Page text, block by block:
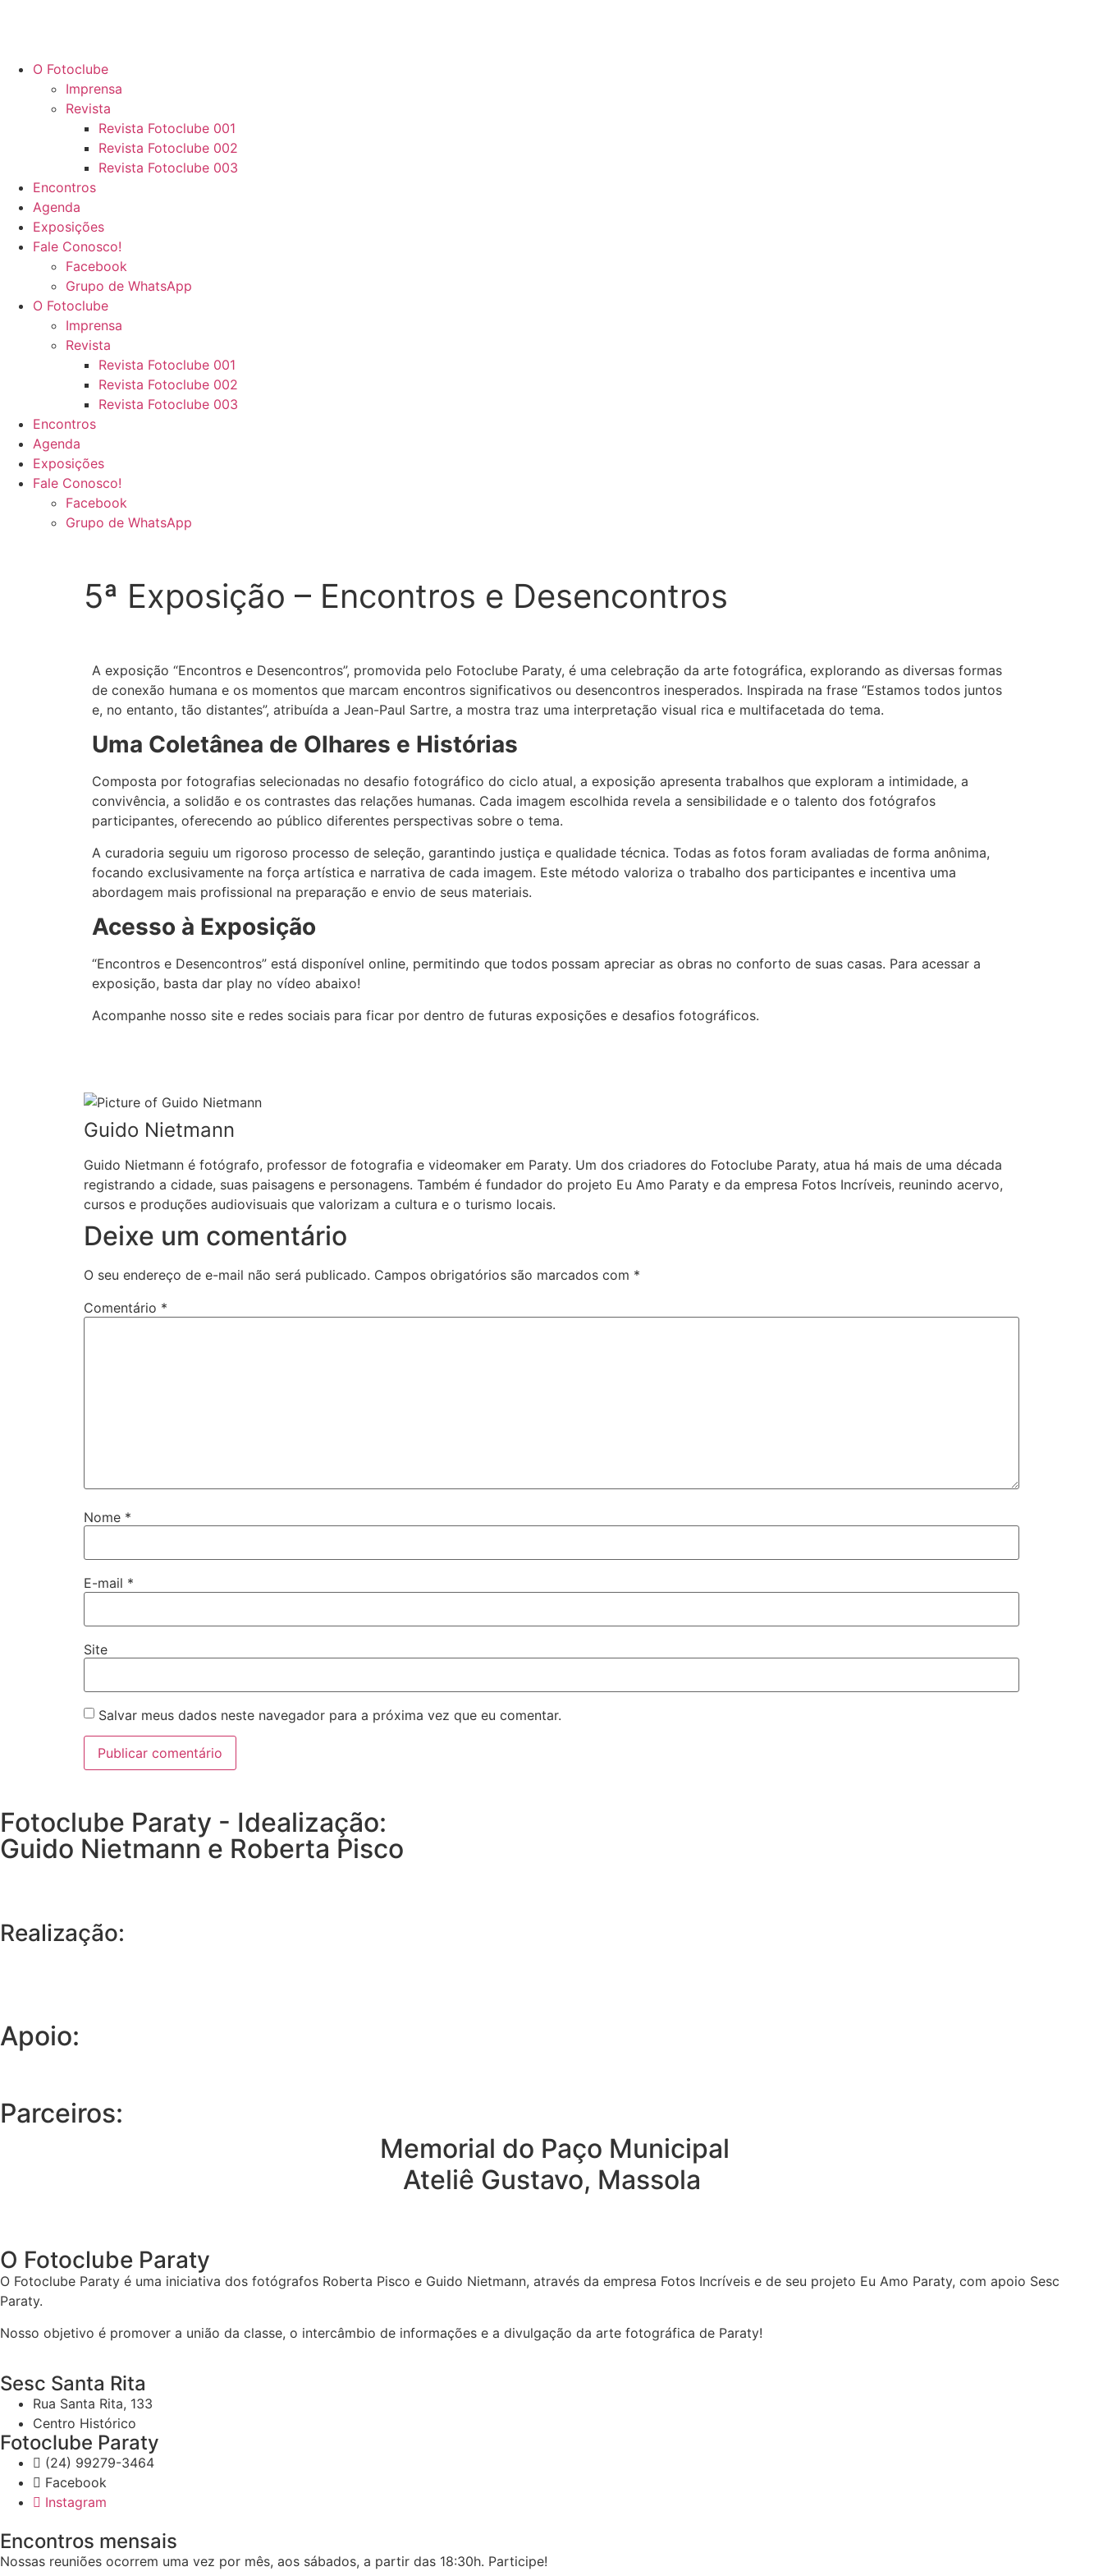
O Fotoclube
Imprensa
Revista
Revista Fotoclube 001
Revista Fotoclube 002
Revista Fotoclube 003
Encontros
Agenda
Exposições
Fale Conosco!
Facebook
Grupo de WhatsApp
O Fotoclube
Imprensa
Revista
Revista Fotoclube 001
Revista Fotoclube 002
Revista Fotoclube 003
Encontros
Agenda
Exposições
Fale Conosco!
Facebook
Grupo de WhatsApp
5ª Exposição – Encontros e Desencontros
A exposição “Encontros e Desencontros”, promovida pelo Fotoclube Paraty, é uma celebração da arte fotográfica, explorando as diversas formas
de conexão humana e os momentos que marcam encontros significativos ou desencontros inesperados. Inspirada na frase “Estamos todos juntos
e, no entanto, tão distantes”, atribuída a Jean-Paul Sartre, a mostra traz uma interpretação visual rica e multifacetada do tema.
Uma Coletânea de Olhares e Histórias
Composta por fotografias selecionadas no desafio fotográfico do ciclo atual, a exposição apresenta trabalhos que exploram a intimidade, a
convivência, a solidão e os contrastes das relações humanas. Cada imagem escolhida revela a sensibilidade e o talento dos fotógrafos
participantes, oferecendo ao público diferentes perspectivas sobre o tema.
A curadoria seguiu um rigoroso processo de seleção, garantindo justiça e qualidade técnica. Todas as fotos foram avaliadas de forma anônima,
focando exclusivamente na força artística e narrativa de cada imagem. Este método valoriza o trabalho dos participantes e incentiva uma
abordagem mais profissional na preparação e envio de seus materiais.
Acesso à Exposição
“Encontros e Desencontros” está disponível online, permitindo que todos possam apreciar as obras no conforto de suas casas. Para acessar a
exposição, basta dar play no vídeo abaixo!
Acompanhe nosso site e redes sociais para ficar por dentro de futuras exposições e desafios fotográficos.
Guido Nietmann
Guido Nietmann é fotógrafo, professor de fotografia e videomaker em Paraty. Um dos criadores do Fotoclube Paraty, atua há mais de uma década
registrando a cidade, suas paisagens e personagens. Também é fundador do projeto Eu Amo Paraty e da empresa Fotos Incríveis, reunindo acervo,
cursos e produções audiovisuais que valorizam a cultura e o turismo locais.
Deixe um comentário
O seu endereço de e-mail não será publicado. Campos obrigatórios são marcados com *
Comentário *
Nome *
E-mail *
Site
Salvar meus dados neste navegador para a próxima vez que eu comentar.
Fotoclube Paraty - Idealização:
Guido Nietmann e Roberta Pisco
Realização:
Apoio:
Parceiros:
Memorial do Paço Municipal
Ateliê Gustavo, Massola
O Fotoclube Paraty
O Fotoclube Paraty é uma iniciativa dos fotógrafos Roberta Pisco e Guido Nietmann, através da empresa Fotos Incríveis e de seu projeto Eu Amo Paraty, com apoio Sesc
Paraty.
Nosso objetivo é promover a união da classe, o intercâmbio de informações e a divulgação da arte fotográfica de Paraty!
Sesc Santa Rita
Rua Santa Rita, 133
Centro Histórico
Fotoclube Paraty
(24) 99279-3464
Facebook
Instagram
Encontros mensais
Nossas reuniões ocorrem uma vez por mês, aos sábados, a partir das 18:30h. Participe!